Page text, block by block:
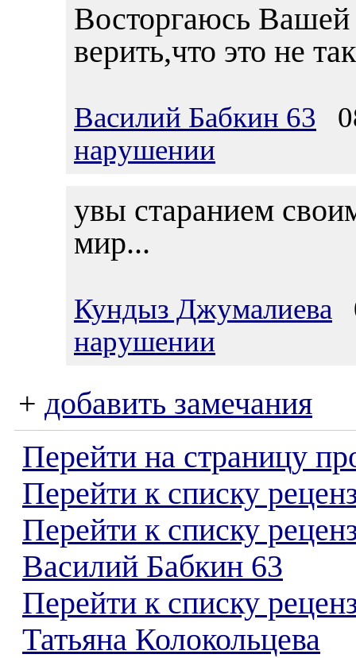
Восторгаюсь Вашей
верить,что это не
Василий Бабкин 63
нарушении
увы старанием
мир...
Кундыз Джумалиева
нарушении
+ добавить замечания
Перейти на страницу
Перейти к списку
Перейти к списку
Василий Бабкин 63
Перейти к списку
Татьяна Колокольцева